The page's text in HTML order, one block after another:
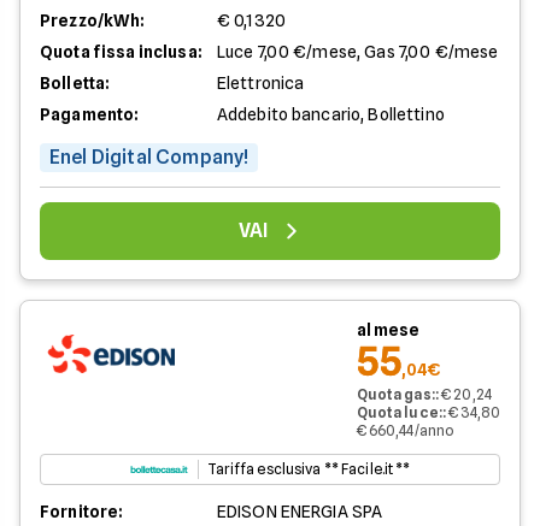
Prezzo/kWh:
€ 0,1320
Quota fissa inclusa:
Luce 7,00 €/mese, Gas 7,00 €/mese
Bolletta:
Elettronica
Pagamento:
Addebito bancario, Bollettino
Enel Digital Company!
VAI
al mese
55,04€
Quota gas::€ 20,24
Quota luce::€ 34,80
€ 660,44/anno
Tariffa esclusiva ** Facile.it **
Fornitore: EDISON ENERGIA SPA